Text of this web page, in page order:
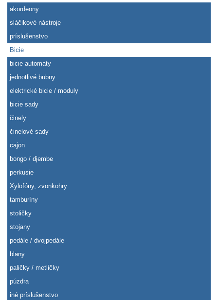
akordeony
sláčikové nástroje
príslušenstvo
Bicie
bicie automaty
jednotlivé bubny
elektrické bicie / moduly
bicie sady
činely
činelové sady
cajon
bongo / djembe
perkusie
Xylofóny, zvonkohry
tamburíny
stoličky
stojany
pedále / dvojpedále
blany
paličky / metličky
púzdra
iné príslušenstvo